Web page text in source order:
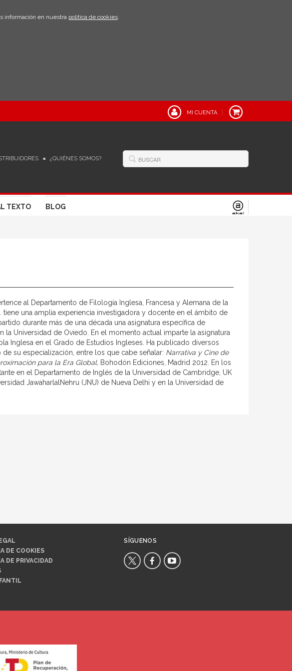
información en nuestra política de cookies.
MI CUENTA
¿QUIÉNES SOMOS?
TEXTO BLOG
al Departamento de Filología Inglesa, Francesa y Alemana de la
tiene una amplia experiencia investigadora y docente en el ámbito de
durante más de una década una asignatura específica de
la Universidad de Oviedo. En el momento actual imparte la asignatura
Inglesa en el Grado de Estudios Ingleses. Ha publicado diversos
su especialización, entre los que cabe señalar: Narrativa y Cine de
para la Era Global, Bohodón Ediciones, Madrid 2012. En los
en el Departamento de Inglés de la Universidad de Cambridge, UK
JawaharlalNehru (JNU) de Nueva Delhi y en la Universidad de
DE COOKIES
DE PRIVACIDAD
SÍGUENOS